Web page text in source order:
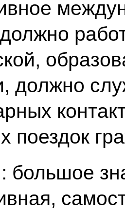
должно
поездок
большое